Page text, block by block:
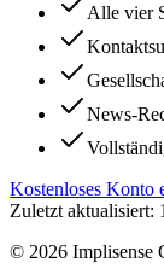
Alle vier
News-
Kostenloses Konto
Zuletzt aktualisiert:
© 2026 Implisense